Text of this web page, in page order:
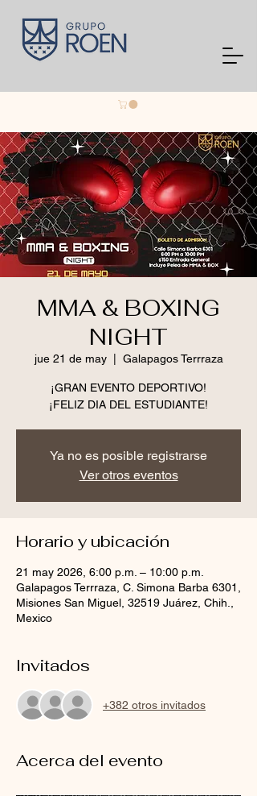
MMA & BOXING
NIGHT
jue 21 de may
  |
Galapagos Terrraza
¡GRAN EVENTO DEPORTIVO!
¡FELIZ DIA DEL ESTUDIANTE!
Ya no es posible registrarse
Ver otros eventos
Horario y ubicación
21 may 2026, 6:00 p.m. – 10:00 p.m.
Galapagos Terrraza, C. Simona Barba 6301,
Misiones San Miguel, 32519 Juárez, Chih.,
Mexico
Invitados
+382 otros invitados
Acerca del evento